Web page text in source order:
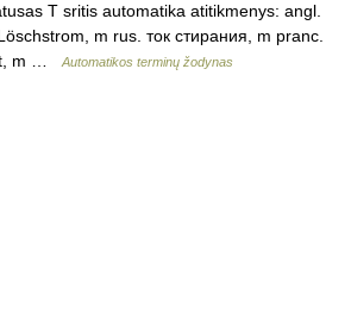
T sritis automatika atitikmenys: angl.
m rus. ток стирания, m pranc.
m …
Automatikos terminų žodynas